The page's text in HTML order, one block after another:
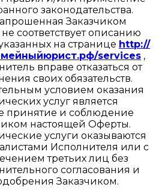
законодательства.
Заказчиком
не соответствует описанию
на странице http://
services ,
вправе отказаться от
своих обязательств.
условием оказания
услуг является
принятие и соблюдение
настоящей Оферты.
услуги оказываются
Исполнителя или с
третьих лиц без
согласования и
Заказчиком.